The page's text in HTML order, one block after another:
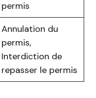
permis
Annulation du
permis,
Interdiction de
repasser le permis